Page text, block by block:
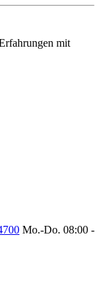
mit
Mo.-Do. 08:00 -